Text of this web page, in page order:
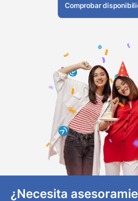
Comprobar
¿Necesita